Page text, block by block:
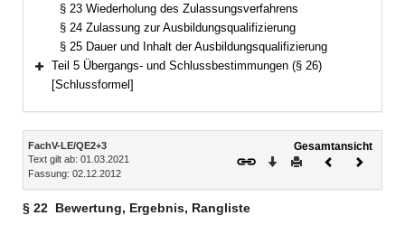
§ 23 Wiederholung des Zulassungsverfahrens
§ 24 Zulassung zur Ausbildungsqualifizierung
§ 25 Dauer und Inhalt der Ausbildungsqualifizierung
Bereich erweitern
Teil 5 Übergangs- und Schlussbestimmungen (§ 26)
[Schlussformel]
Inhalt
FachV-LE/QE2+3
Text gilt ab: 01.03.2021
Fassung: 02.12.2012
Gesamtansicht
Download
DruckenVorheriges
§ 22 Bewertung, Ergebnis, Rangliste